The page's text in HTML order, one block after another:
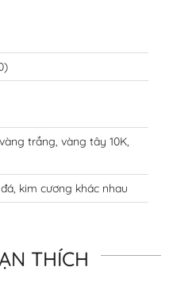
trắng, vàng tây 10K,
kim cương khác nhau
THÍCH